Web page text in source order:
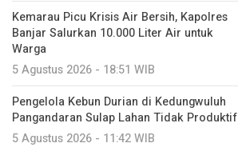
Kemarau Picu Krisis Air Bersih, Kapolres
Banjar Salurkan 10.000 Liter Air untuk
Warga
5 Agustus 2026 - 18:51 WIB
Pengelola Kebun Durian di Kedungwuluh
Pangandaran Sulap Lahan Tidak Produktif ‎
5 Agustus 2026 - 11:42 WIB